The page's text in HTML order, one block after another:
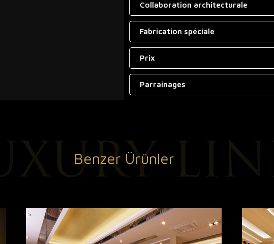
Collaboration architecturale
Fabrication spéciale
Prix
Parrainages
Benzer Ürünler